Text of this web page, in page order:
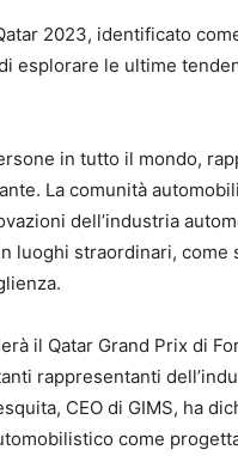
2023, identificato
esplorare le ultime
in tutto il mondo,
La comunità
dell’industria
luoghi straordinari, come
il Qatar Grand Prix di
rappresentanti
CEO di GIMS, ha
come